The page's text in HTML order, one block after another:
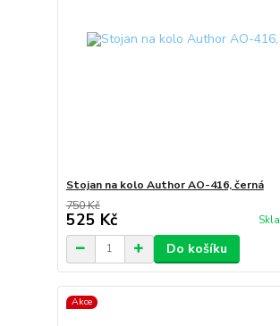
Stojan na kolo Author AO-416, černá
750 Kč
525 Kč
Do košíku
Akce